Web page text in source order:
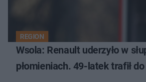
REGION
Wsola: Renault uderzyło w
płomieniach. 49-latek trafił